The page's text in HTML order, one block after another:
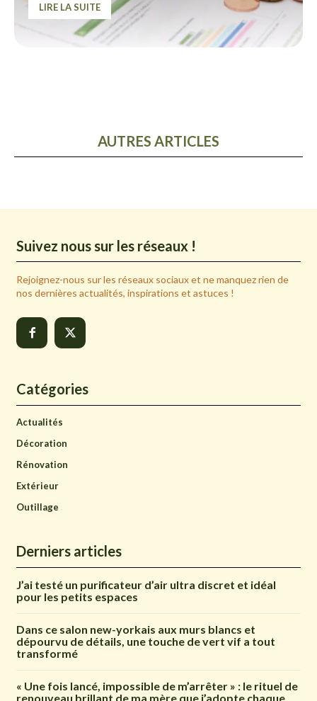
LIRE LA SUITE
AUTRES ARTICLES
Suivez nous sur les réseaux !
Rejoignez-nous sur les réseaux sociaux et ne manquez rien de
nos dernières actualités, inspirations et astuces !
Catégories
Actualités
Décoration
Rénovation
Extérieur
Outillage
Derniers articles
J’ai testé un purificateur d’air ultra discret et idéal
pour les petits espaces
Dans ce salon new-yorkais aux murs blancs et
dépourvu de détails, une touche de vert vif a tout
transformé
« Une fois lancé, impossible de m’arrêter » : le rituel de
renouveau brillant de ma mère que j’adopte chaque